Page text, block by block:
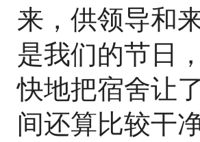
来，供领导和
是我们的节日
快地把宿舍让
间还算比较干